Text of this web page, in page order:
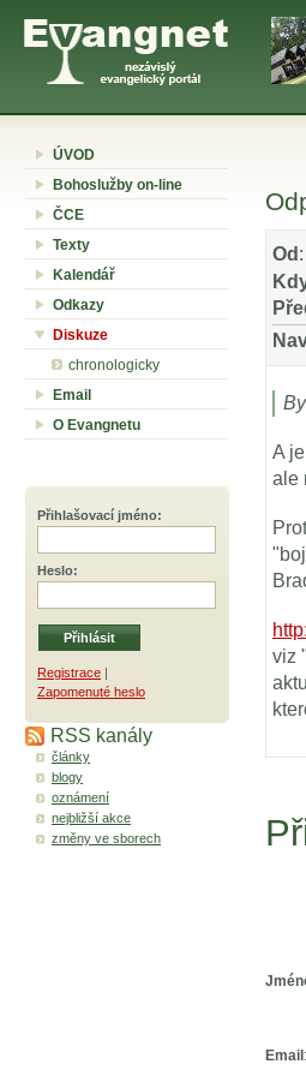
ÚVOD
Bohoslužby on-line
ČCE
Texty
Kalendář
Odkazy
Diskuze
chronologicky
Email
O Evangnetu
Přihlašovací jméno:
Heslo:
Registrace |
Zapomenuté heslo
RSS kanály
články
blogy
oznámení
nejbližší akce
změny ve sborech
Od
A
ale
viz
Email :